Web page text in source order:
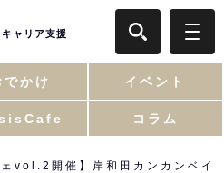
ャリア支援
でかけ イベント
コラム
vol.2開催】岸和田カンカンベイ